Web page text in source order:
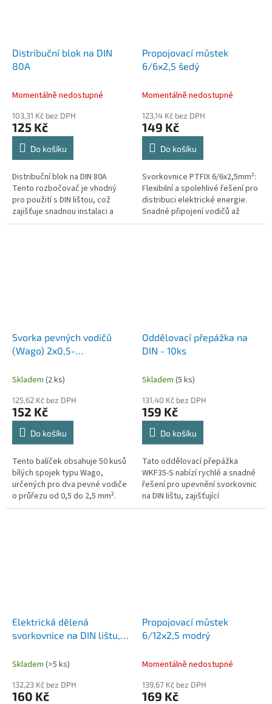
Distribuční blok na DIN
80A
Momentálně nedostupné
103,31 Kč bez DPH
125 Kč
Do košíku
Distribuční blok na DIN 80A
Tento rozbočovač je vhodný
pro použití s DIN lištou, což
zajišťuje snadnou instalaci a
pevné uchycení. Je kompatibilní
Propojovací můstek
6/6x2,5 šedý
Momentálně nedostupné
123,14 Kč bez DPH
149 Kč
Do košíku
Svorkovnice PTFIX 6/6x2,5mm²:
Flexibilní a spolehlivé řešení pro
distribuci elektrické energie.
Snadné připojení vodičů až
2,5mm² díky technologii Push-in.
Svorka pevných vodičů
(Wago) 2x0,5-
Skladem (2 ks)
125,62 Kč bez DPH
152 Kč
Do košíku
Tento balíček obsahuje 50 kusů
bílých spojek typu Wago,
určených pro dva pevné vodiče
o průřezu od 0,5 do 2,5 mm².
Spojky jsou ideální pro rychlé a
Oddělovací přepážka na
DIN - 10ks
Skladem (5 ks)
131,40 Kč bez DPH
159 Kč
Do košíku
Tato oddělovací přepážka
WKF35-S nabízí rychlé a snadné
řešení pro upevnění svorkovnic
na DIN lištu, zajišťující
spolehlivost a trvanlivost díky
Elektrická dělená
svorkovnice na DIN lištu,
krabice pro napájecí
UKK125A.
Skladem (>5 ks)
132,23 Kč bez DPH
160 Kč
Propojovací můstek
6/12x2,5 modrý
Momentálně nedostupné
139,67 Kč bez DPH
169 Kč